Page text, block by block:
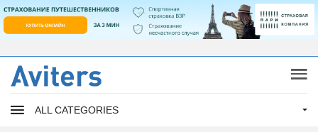
ALL CATEGORIES